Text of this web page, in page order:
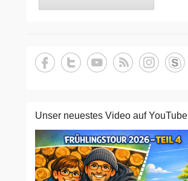
Unser neuestes Video auf YouTube